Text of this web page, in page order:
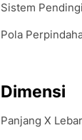
Sistem
Pola
Dimensi
Panjang X